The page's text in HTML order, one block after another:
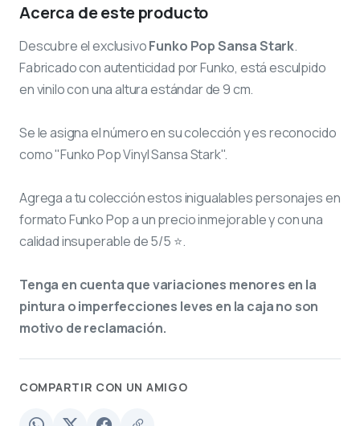
Acerca de este producto
Descubre el exclusivoFunko Pop Sansa Stark.
Fabricado con autenticidad por Funko, está esculpido
en vinilo con una altura estándar de 9 cm.
Se le asigna el númeroen su colección y es reconocido
como "Funko Pop Vinyl Sansa Stark".
Agrega a tu colección estos inigualables personajes en
formato Funko Pop a un precio inmejorable y con una
calidad insuperable de 5/5 ⭐.
Tenga en cuenta que variaciones menores en la
pintura o imperfecciones leves en la caja no son
motivo de reclamación.
COMPARTIR CON UN AMIGO